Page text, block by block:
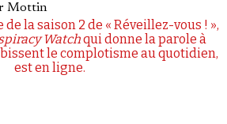
Mottin
la saison 2 de « Réveillez-vous ! »,
Watchqui donne la parole à
le complotisme au quotidien,
est en ligne.